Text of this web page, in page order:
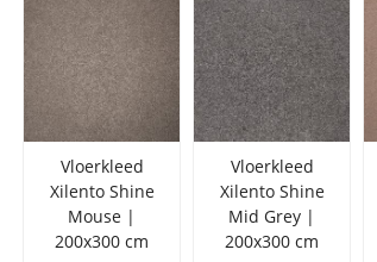
Vloerkleed
Xilento Shine
Mouse |
200x300 cm
Vloerkleed
Xilento Shine
Mid Grey |
200x300 cm